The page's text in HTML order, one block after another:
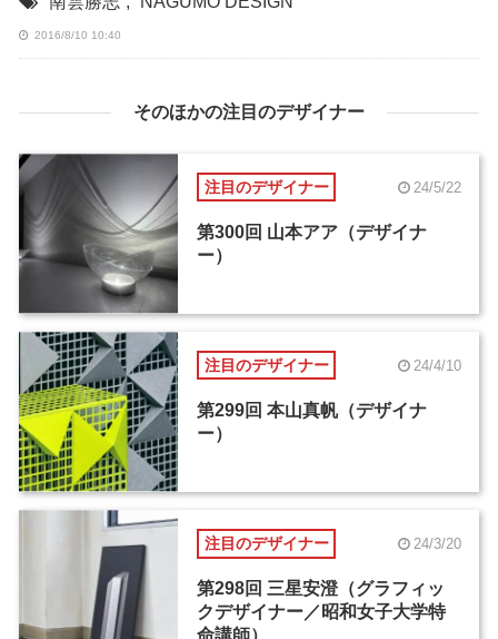
2016/8/10 10:40
そのほかの注目のデザイナー
注目のデザイナー 24/5/22
第300回 山本アア（デザイナ
ー）
注目のデザイナー 24/4/10
第299回 本山真帆（デザイナ
ー）
注目のデザイナー 24/3/20
第298回 三星安澄（グラフィッ
クデザイナー／昭和女子大学特